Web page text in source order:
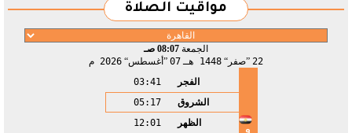
مواقيت الصلاة
الجمعة 08:07 صـ
22
صفر 1448 هـ 07 أغسطس 2026 م
الفجر
03:41
الشروق
05:17
الظهر
12:01